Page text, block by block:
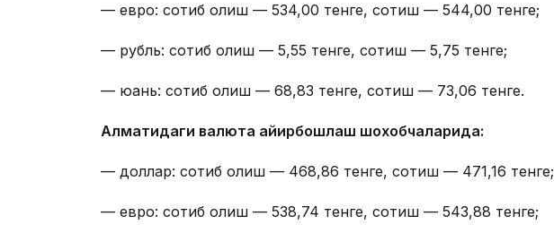
— евро: сотиб олиш — 534,00 тенге, сотиш — 544,00 тенге;
— рубль: сотиб олиш — 5,55 тенге, сотиш — 5,75 тенге;
— юань: сотиб олиш — 68,83 тенге, сотиш — 73,06 тенге.
Алматидаги валюта айирбошлаш шохобчаларида:
— доллар: сотиб олиш — 468,86 тенге, сотиш — 471,16 тенге;
— евро: сотиб олиш — 538,74 тенге, сотиш — 543,88 тенге;